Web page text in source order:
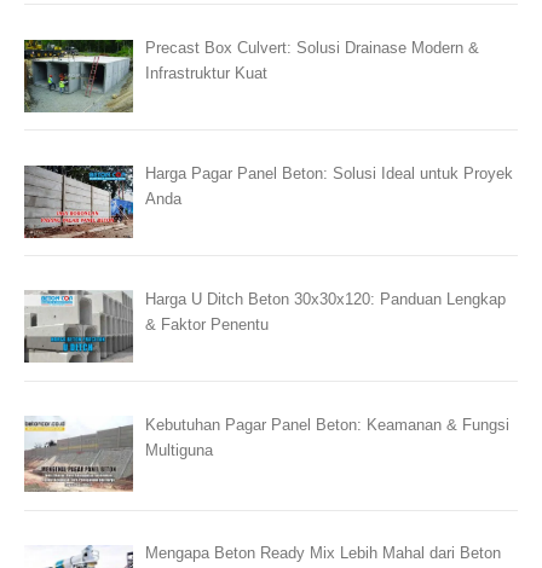
Precast Box Culvert: Solusi Drainase Modern &
Infrastruktur Kuat
Harga Pagar Panel Beton: Solusi Ideal untuk Proyek
Anda
Harga U Ditch Beton 30x30x120: Panduan Lengkap
& Faktor Penentu
Kebutuhan Pagar Panel Beton: Keamanan & Fungsi
Multiguna
Mengapa Beton Ready Mix Lebih Mahal dari Beton